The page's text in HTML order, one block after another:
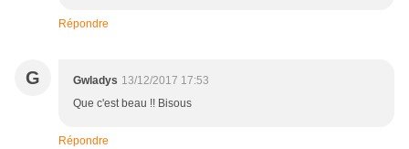
Répondre
G Gwladys 13/12/2017 17:53
Que c'est beau !! Bisous
Répondre